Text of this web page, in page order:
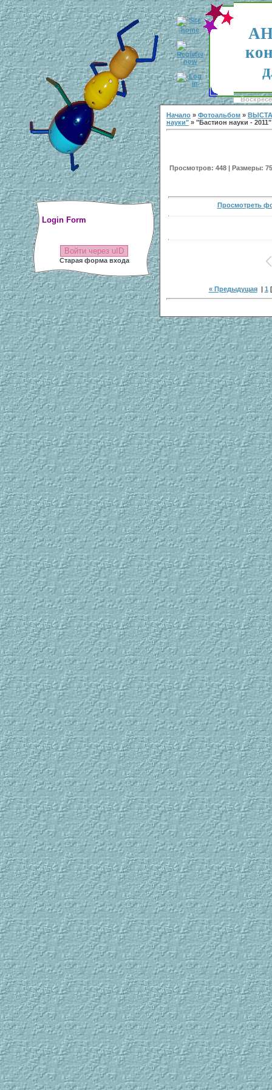
Login Form
Войти через uID
Старая форма входа
Начало » Фотоальбом »
науки" » "Бастион науки - 2011"
Просмотров: 448 | Размеры:
Просмотреть
« Предыдущая| 1 [